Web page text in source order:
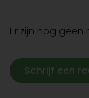
Er zijn nog
Schrijf een